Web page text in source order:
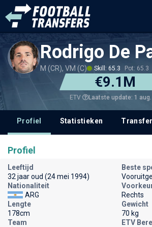
Rodrigo De
M (CR), VM (C) Skill: 65.3 Pot: 65.3
€9.1M
ETV Laatste update: 1
Profiel Statistieken
Profiel
Leeftijd
32 jaar oud (24 mei 1994)
Beste
Nationaliteit
ARG
Rechts
Lengte
178cm
Gewicht
70 kg
Team
ETV